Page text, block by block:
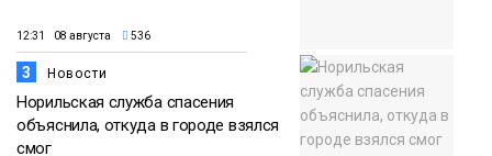
12:31 08 августа 536
3 Новости
Норильская служба спасения
объяснила, откуда в городе взялся
смог